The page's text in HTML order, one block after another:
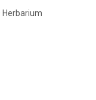
Herbarium